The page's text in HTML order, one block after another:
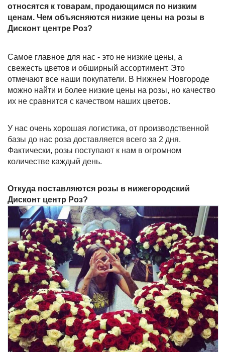
относятся к товарам, продающимся по низким
ценам. Чем объясняются низкие цены на розы в
Дисконт центре Роз?
Самое главное для нас - это не низкие цены, а
свежесть цветов и обширный ассортимент. Это
отмечают все наши покупатели. В Нижнем Новгороде
можно найти и более низкие цены на розы, но качество
их не сравнится с качеством наших цветов.
У нас очень хорошая логистика, от производственной
базы до нас роза доставляется всего за 2 дня.
Фактически, розы поступают к нам в огромном
количестве каждый день.
Откуда поставляются розы в нижегородский
Дисконт центр Роз?